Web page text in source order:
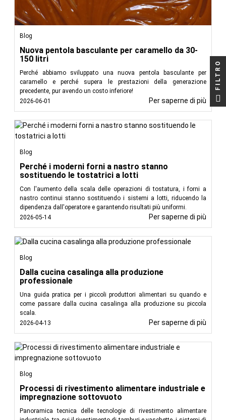
Blog
Nuova pentola basculante per caramello da 30-
150 litri
Perché abbiamo sviluppato una nuova pentola basculante per
caramello e perché supera le prestazioni della generazione
precedente, pur avendo un costo inferiore!
2026-06-01
Per saperne di più
Blog
Perché i moderni forni a nastro stanno
sostituendo le tostatrici a lotti
Con l'aumento della scala delle operazioni di tostatura, i forni a
nastro continui stanno sostituendo i sistemi a lotti, riducendo la
dipendenza dall'operatore e garantendo risultati più uniformi.
2026-05-14
Per saperne di più
Blog
Dalla cucina casalinga alla produzione
professionale
Una guida pratica per i piccoli produttori alimentari su quando e
come passare dalla cucina casalinga alla produzione su piccola
scala.
2026-04-13
Per saperne di più
Blog
Processi di rivestimento alimentare industriale e
impregnazione sottovuoto
Panoramica tecnica delle tecnologie di rivestimento alimentare
FILTRO